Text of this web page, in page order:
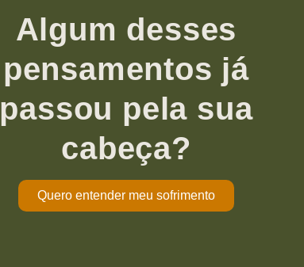
Algum desses
pensamentos já
passou pela sua
cabeça?
Quero entender meu sofrimento